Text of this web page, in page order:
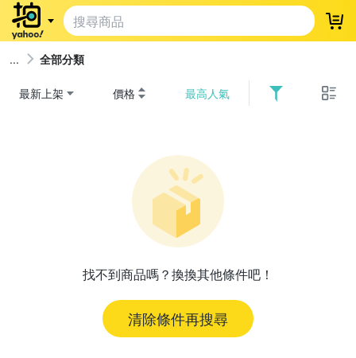
登
全部分類
最新上架 價格 最高人氣
找不到商品嗎？換換其他條件吧！
清除條件再搜尋